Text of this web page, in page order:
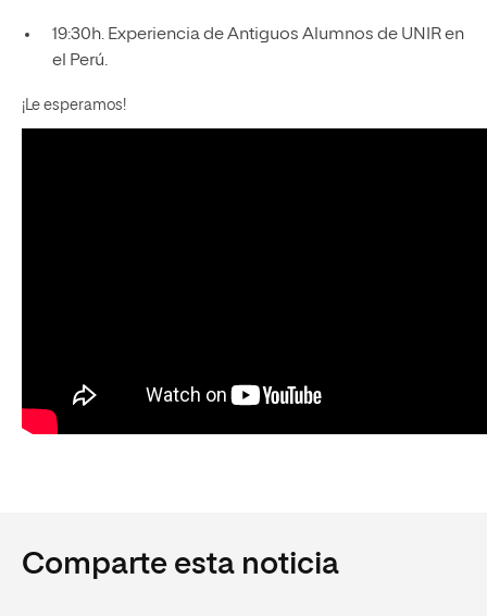
19:30h. Experiencia de Antiguos Alumnos de UNIR en
el Perú.
¡Le esperamos!
Comparte esta noticia